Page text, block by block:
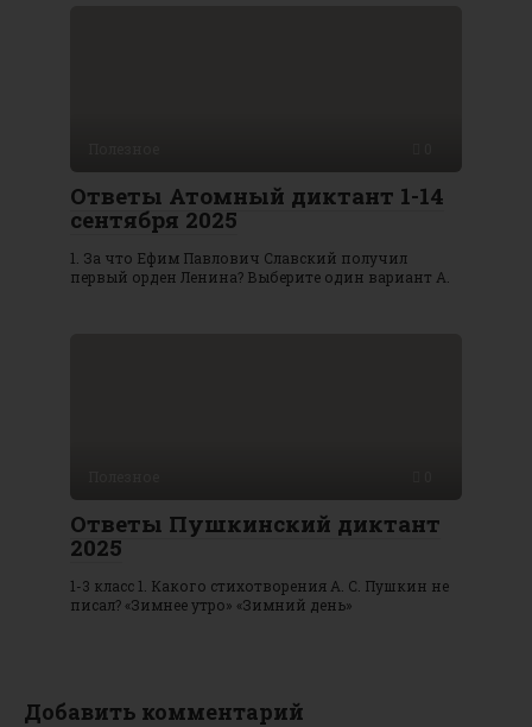
Ответы Атомный диктант 1-14
сентября 2025
1. За что Ефим Павлович Славский получил
первый орден Ленина? Выберите один вариант А.
Ответы Пушкинский диктант
2025
1-3 класс 1. Какого стихотворения А. С. Пушкин не
писал? «Зимнее утро» «Зимний день»
Добавить комментарий